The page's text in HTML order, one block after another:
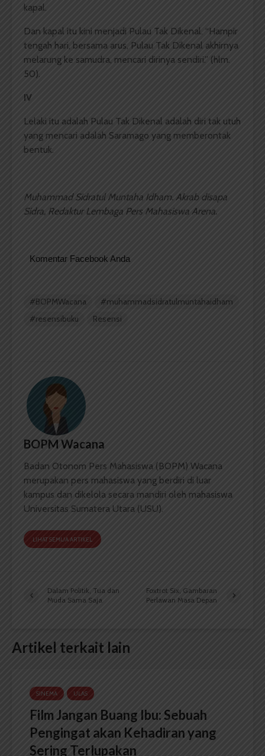
kapal.
Dan kapal itu kini menjadi Pulau Tak Dikenal. “Hampir
tengah hari, bersama arus, Pulau Tak Dikenal akhirnya
melarung ke samudra, mencari dirinya sendiri.” (hlm.
50).
IV
Lelaki itu adalah Pulau Tak Dikenal adalah diri tak utuh
yang mencari adalah Saramago yang memberontak
bentuk.
Muhammad Sidratul Muntaha Idham. Akrab disapa
Sidra, Redaktur Lembaga Pers Mahasiswa Arena.
Komentar Facebook Anda
#BOPMWacana
#muhammadsidratulmuntahaidham
#resensibuku
Resensi
BOPM Wacana
Badan Otonom Pers Mahasiswa (BOPM) Wacana
merupakan pers mahasiswa yang berdiri di luar
kampus dan dikelola secara mandiri oleh mahasiswa
Universitas Sumatera Utara (USU).
LIHAT SEMUA ARTIKEL
Dalam Politik, Tua dan
Muda Sama Saja
Foxtrot Six, Gambaran
Perlawan Masa Depan
Artikel terkait lain
SINEMA ULAS
Film Jangan Buang Ibu: Sebuah
Pengingat akan Kehadiran yang
Sering Terlupakan